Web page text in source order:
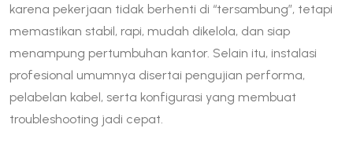
karena pekerjaan tidak berhenti di “tersambung”, tetapi
memastikan stabil, rapi, mudah dikelola, dan siap
menampung pertumbuhan kantor. Selain itu, instalasi
profesional umumnya disertai pengujian performa,
pelabelan kabel, serta konfigurasi yang membuat
troubleshooting jadi cepat.